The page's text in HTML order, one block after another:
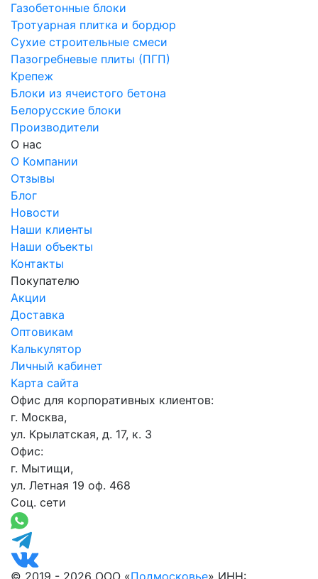
Газобетонные блоки
Тротуарная плитка и бордюр
Сухие строительные смеси
Пазогребневые плиты (ПГП)
Крепеж
Блоки из ячеистого бетона
Белорусские блоки
Производители
О нас
О Компании
Отзывы
Блог
Новости
Наши клиенты
Наши объекты
Контакты
Покупателю
Акции
Доставка
Оптовикам
Калькулятор
Личный кабинет
Карта сайта
Офис для корпоративных клиентов:
г. Москва,
ул. Крылатская, д. 17, к. 3
Офис:
г. Мытищи,
ул. Летная 19 оф. 468
Соц. сети